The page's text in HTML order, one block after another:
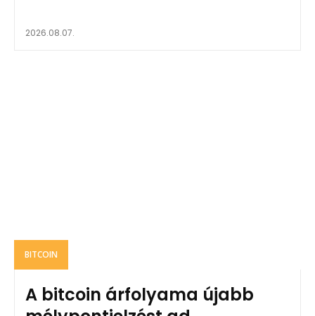
2026.08.07.
BITCOIN
A bitcoin árfolyama újabb